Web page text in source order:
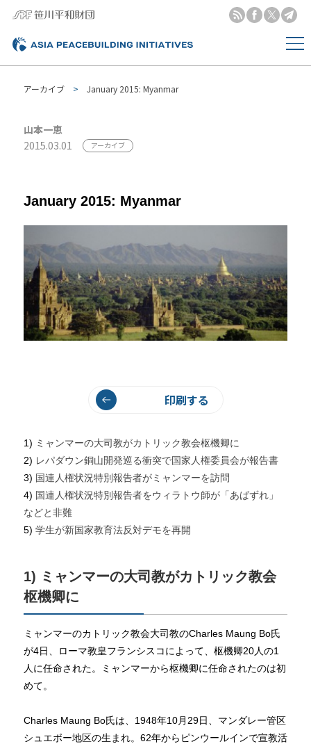
アーカイブ January 2015: Myanmar
山本一恵
2015.03.01
アーカイブ
January 2015: Myanmar
印刷する
1) ミャンマーの大司教がカトリック教会枢機卿に
2) レパダウン銅山開発巡る衝突で国家人権委員会が報告書
3) 国連人権状況特別報告者がミャンマーを訪問
4) 国連人権状況特別報告者をウィラトウ師が「あばずれ」
などと非難
5) 学生が新国家教育法反対デモを再開
1) ミャンマーの大司教がカトリック教会
枢機卿に
ミャンマーのカトリック教会大司教のCharles Maung Bo氏
が4日、ローマ教皇フランシスコによって、枢機卿20人の1
人に任命された。ミャンマーから枢機卿に任命されたのは初
めて。
Charles Maung Bo氏は、1948年10月29日、マンダレー管区
シュエボー地区の生まれ。62年からピンウールインで宣教活